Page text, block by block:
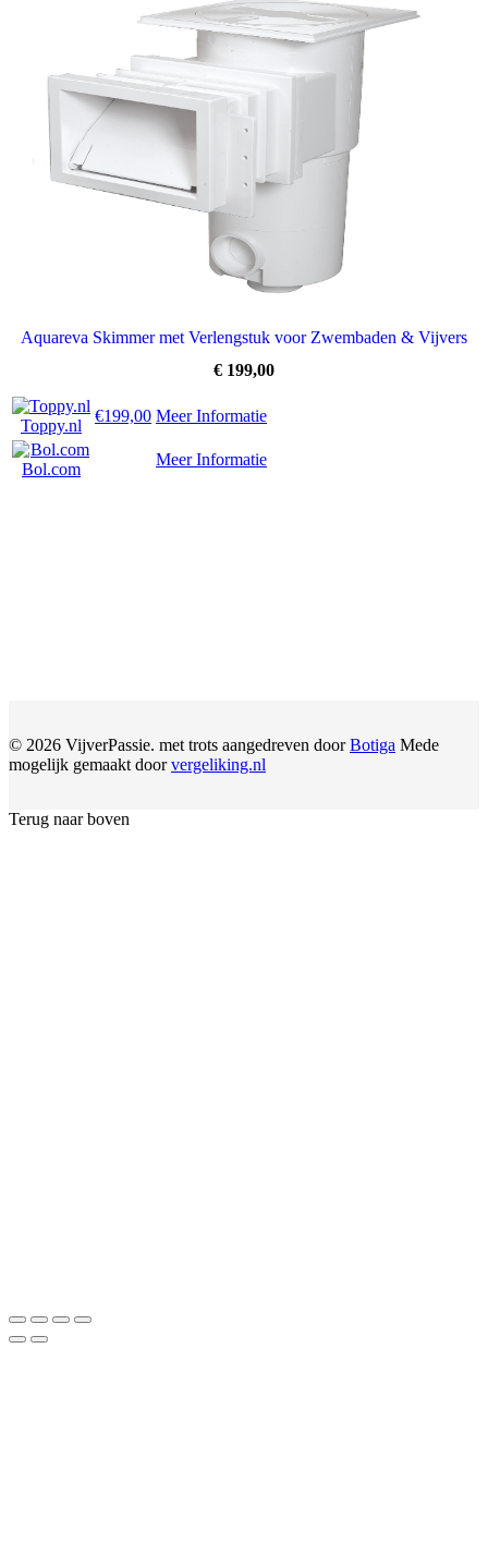
Aquareva Skimmer met Verlengstuk voor Zwembaden & Vijvers
€ 199,00
Toppy.nl
€199,00 Meer Informatie
Bol.com
Meer Informatie
© 2026 VijverPassie. met trots aangedreven doorBotiga Mede
mogelijk gemaakt doorvergeliking.nl
Terug naar boven